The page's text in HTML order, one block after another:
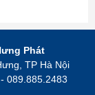
Phát
TP Hà Nội
089.885.2483